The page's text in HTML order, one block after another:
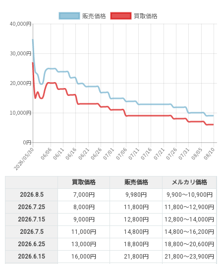
買取価格 販売価格
メルカリ価格
2026.8.5
7,000円 9,980円
9,900～10,900円
2026.7.25
8,000円 11,800円
11,800～12,900円
2026.7.15
9,000円 12,800円
12,800～14,000円
2026.7.5
11,000円 14,800円
14,800～16,200円
2026.6.25
13,000円 18,800円
18,800～20,600円
2026.6.15
16,000円 21,800円
21,800～23,900円